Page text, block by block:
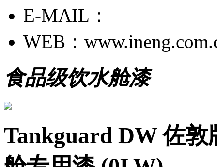
E-MAIL：
WEB：
食品级饮水舱漆
Tankguard DW 佐